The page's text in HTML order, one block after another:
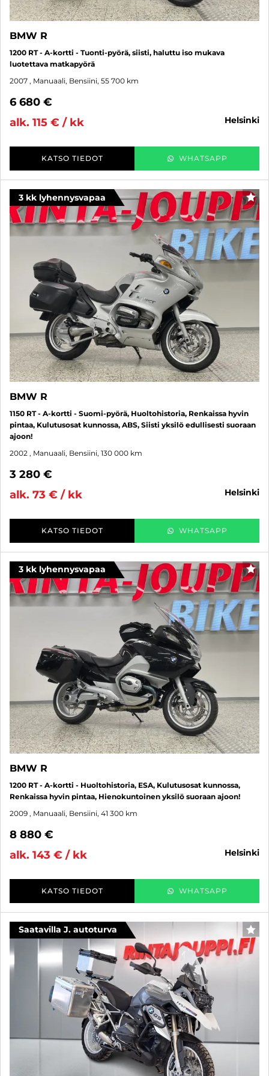
BMW R
1200 RT - A-kortti - Tuonti-pyörä, siisti, haluttu iso mukava
luotettava matkapyörä
2007 , Manuaali, Bensiini, 55 700 km
6 680 €
alk. 115 € / kk
helsinki
KATSO TIEDOT WHATSAPP
3 kk lyhennysvapaa
BMW R
1150 RT - A-kortti - Suomi-pyörä, Huoltohistoria, Renkaissa hyvin
pintaa, Kulutusosat kunnossa, ABS, Siisti yksilö edullisesti suoraan
ajoon!
2002 , Manuaali, Bensiini, 130 000 km
3 280 €
alk. 73 € / kk
helsinki
KATSO TIEDOT WHATSAPP
3 kk lyhennysvapaa
BMW R
1200 RT - A-kortti - Huoltohistoria, ESA, Kulutusosat kunnossa,
Renkaissa hyvin pintaa, Hienokuntoinen yksilö suoraan ajoon!
2009 , Manuaali, Bensiini, 41 300 km
8 880 €
alk. 143 € / kk
helsinki
KATSO TIEDOT WHATSAPP
Saatavilla J. autoturva